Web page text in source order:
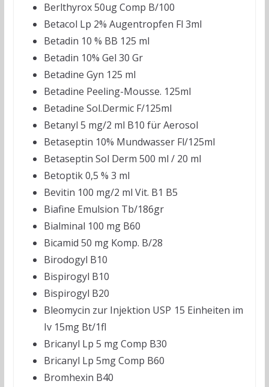
Berlthyrox 50ug Comp B/100
Betacol Lp 2% Augentropfen Fl 3ml
Betadin 10 % BB 125 ml
Betadin 10% Gel 30 Gr
Betadine Gyn 125 ml
Betadine Peeling-Mousse. 125ml
Betadine Sol.Dermic F/125ml
Betanyl 5 mg/2 ml B10 für Aerosol
Betaseptin 10% Mundwasser Fl/125ml
Betaseptin Sol Derm 500 ml / 20 ml
Betoptik 0,5 % 3 ml
Bevitin 100 mg/2 ml Vit. B1 B5
Biafine Emulsion Tb/186gr
Bialminal 100 mg B60
Bicamid 50 mg Komp. B/28
Birodogyl B10
Bispirogyl B10
Bispirogyl B20
Bleomycin zur Injektion USP 15 Einheiten im
Iv 15mg Bt/1fl
Bricanyl Lp 5 mg Comp B30
Bricanyl Lp 5mg Comp B60
Bromhexin B40